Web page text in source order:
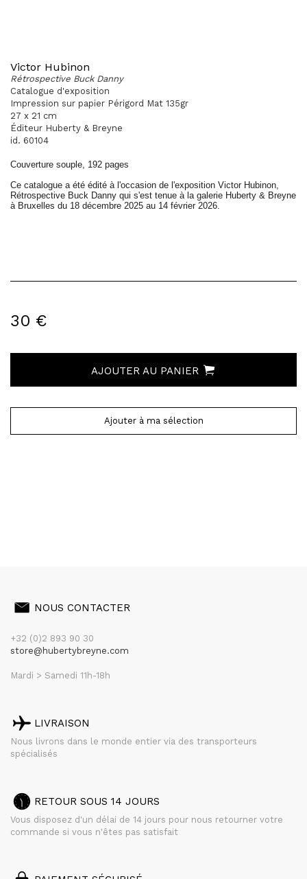
Victor Hubinon
Rétrospective Buck Danny
Catalogue d'exposition
Impression sur papier Périgord Mat 135gr
27 x 21 cm
Éditeur Huberty & Breyne
id. 60104
Couverture souple, 192 pages
Ce catalogue a été édité à l'occasion de l'exposition Victor Hubinon,
Rétrospective Buck Danny qui s'est tenue à la galerie Huberty & Breyne
à Bruxelles du 18 décembre 2025 au 14 février 2026.
30 €
AJOUTER AU PANIER
Ajouter à ma sélection
NOUS CONTACTER
+32 (0)2 893 90 30
store@hubertybreyne.com
Mardi > Samedi 11h-18h
LIVRAISON
Nous livrons dans le monde entier via des transporteurs
spécialisés
RETOUR SOUS 14 JOURS
Vous disposez d'un délai de 14 jours pour nous retourner votre
commande si vous n'êtes pas satisfait